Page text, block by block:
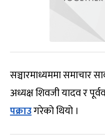
सञ्चारमाध्यममा समाचार
अध्यक्ष शिवजी यादव र
पक्राउगरेको थियो ।